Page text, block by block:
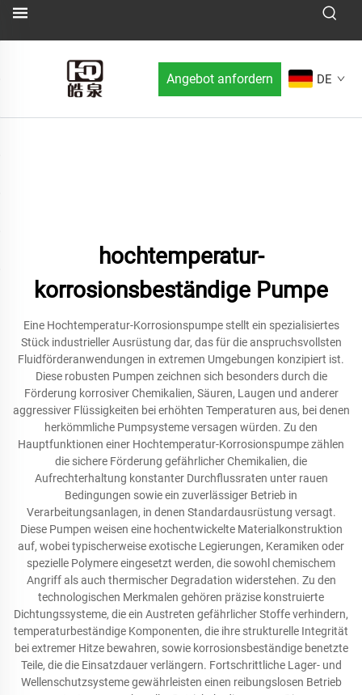
Angebot anfordern DE
hochtemperatur-
korrosionsbeständige Pumpe
Eine Hochtemperatur-Korrosionspumpe stellt ein spezialisiertes
Stück industrieller Ausrüstung dar, das für die anspruchsvollsten
Fluidförderanwendungen in extremen Umgebungen konzipiert ist.
Diese robusten Pumpen zeichnen sich besonders durch die
Förderung korrosiver Chemikalien, Säuren, Laugen und anderer
aggressiver Flüssigkeiten bei erhöhten Temperaturen aus, bei denen
herkömmliche Pumpsysteme versagen würden. Zu den
Hauptfunktionen einer Hochtemperatur-Korrosionspumpe zählen
die sichere Förderung gefährlicher Chemikalien, die
Aufrechterhaltung konstanter Durchflussraten unter rauen
Bedingungen sowie ein zuverlässiger Betrieb in
Verarbeitungsanlagen, in denen Standardausrüstung versagt.
Diese Pumpen weisen eine hochentwickelte Materialkonstruktion
auf, wobei typischerweise exotische Legierungen, Keramiken oder
spezielle Polymere eingesetzt werden, die sowohl chemischem
Angriff als auch thermischer Degradation widerstehen. Zu den
technologischen Merkmalen gehören präzise konstruierte
Dichtungssysteme, die ein Austreten gefährlicher Stoffe verhindern,
temperaturbeständige Komponenten, die ihre strukturelle Integrität
bei extremer Hitze bewahren, sowie korrosionsbeständige benetzte
Teile, die die Einsatzdauer verlängern. Fortschrittliche Lager- und
Wellenschutzsysteme gewährleisten einen reibungslosen Betrieb